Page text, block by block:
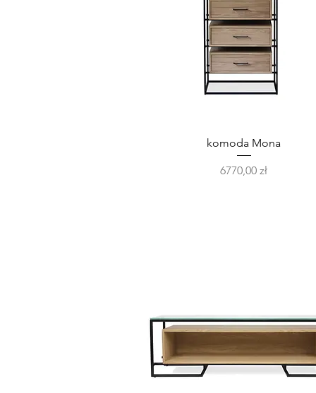
Podgląd
komoda Mona
Cena
6770,00 zł